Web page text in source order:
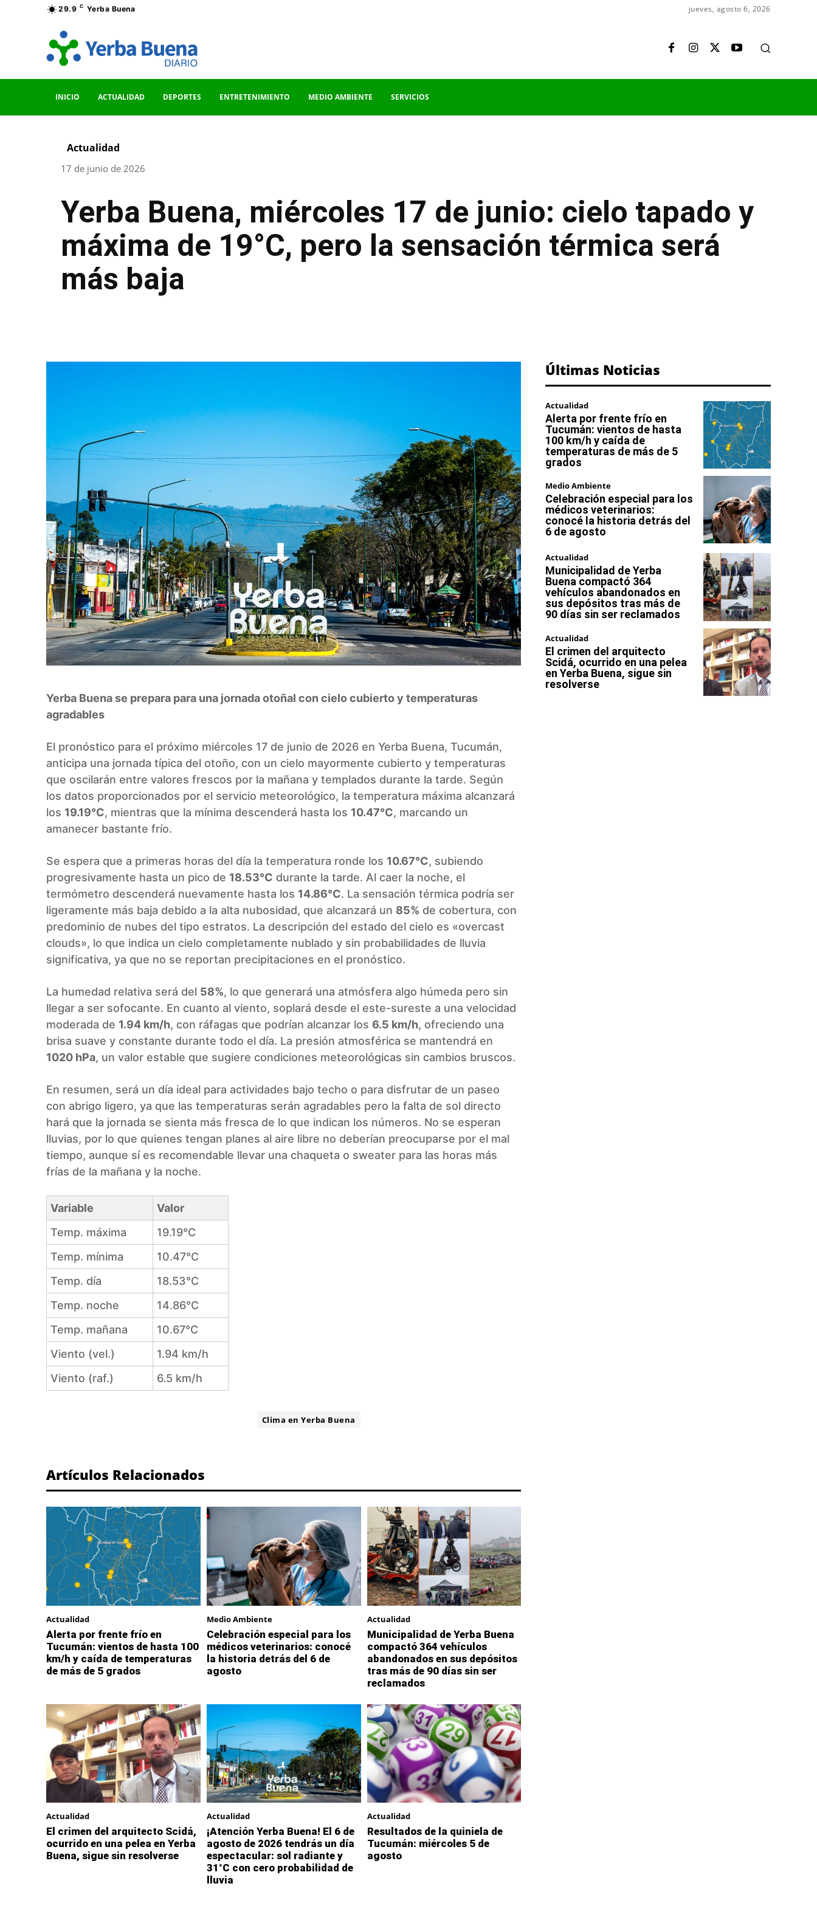
29.9 C Yerba Buena jueves, agosto 6, 2026
INICIO ACTUALIDAD DEPORTES ENTRETENIMIENTO MEDIO AMBIENTE SERVICIOS
Actualidad
17 de junio de 2026
Yerba Buena, miércoles 17 de junio: cielo tapado y
máxima de 19°C, pero la sensación térmica será
más baja
Yerba Buena se prepara para una jornada otoñal con cielo cubierto y temperaturas
agradables
El pronóstico para el próximo miércoles 17 de junio de 2026 en Yerba Buena, Tucumán,
anticipa una jornada típica del otoño, con un cielo mayormente cubierto y temperaturas
que oscilarán entre valores frescos por la mañana y templados durante la tarde. Según
los datos proporcionados por el servicio meteorológico, la temperatura máxima alcanzará
los 19.19°C, mientras que la mínima descenderá hasta los 10.47°C, marcando un
amanecer bastante frío.
Se espera que a primeras horas del día la temperatura ronde los 10.67°C, subiendo
progresivamente hasta un pico de 18.53°C durante la tarde. Al caer la noche, el
termómetro descenderá nuevamente hasta los 14.86°C. La sensación térmica podría ser
ligeramente más baja debido a la alta nubosidad, que alcanzará un 85% de cobertura, con
predominio de nubes del tipo estratos. La descripción del estado del cielo es «overcast
clouds», lo que indica un cielo completamente nublado y sin probabilidades de lluvia
significativa, ya que no se reportan precipitaciones en el pronóstico.
La humedad relativa será del 58%, lo que generará una atmósfera algo húmeda pero sin
llegar a ser sofocante. En cuanto al viento, soplará desde el este-sureste a una velocidad
moderada de 1.94 km/h, con ráfagas que podrían alcanzar los 6.5 km/h, ofreciendo una
brisa suave y constante durante todo el día. La presión atmosférica se mantendrá en
1020 hPa, un valor estable que sugiere condiciones meteorológicas sin cambios bruscos.
En resumen, será un día ideal para actividades bajo techo o para disfrutar de un paseo
con abrigo ligero, ya que las temperaturas serán agradables pero la falta de sol directo
hará que la jornada se sienta más fresca de lo que indican los números. No se esperan
lluvias, por lo que quienes tengan planes al aire libre no deberían preocuparse por el mal
tiempo, aunque sí es recomendable llevar una chaqueta o sweater para las horas más
frías de la mañana y la noche.
Variable
Valor
Temp. máxima
19.19°C
Temp. mínima
10.47°C
Temp. día
18.53°C
Temp. noche
14.86°C
Temp. mañana
10.67°C
Viento (vel.)
1.94 km/h
Viento (raf.)
6.5 km/h
Clima en Yerba Buena
Artículos Relacionados
Actualidad
Alerta por frente frío en
Tucumán: vientos de hasta 100
km/h y caída de temperaturas
de más de 5 grados
Medio Ambiente
Celebración especial para los
médicos veterinarios: conocé
la historia detrás del 6 de
agosto
Actualidad
Municipalidad de Yerba Buena
compactó 364 vehículos
abandonados en sus depósitos
tras más de 90 días sin ser
reclamados
Actualidad
El crimen del arquitecto Scidá,
ocurrido en una pelea en Yerba
Buena, sigue sin resolverse
Actualidad
¡Atención Yerba Buena! El 6 de
agosto de 2026 tendrás un día
espectacular: sol radiante y
31°C con cero probabilidad de
lluvia
Actualidad
Resultados de la quiniela de
Tucumán: miércoles 5 de
agosto
Últimas Noticias
Actualidad
Alerta por frente frío en
Tucumán: vientos de hasta
100 km/h y caída de
temperaturas de más de 5
grados
Medio Ambiente
Celebración especial para los
médicos veterinarios:
conocé la historia detrás del
6 de agosto
Actualidad
Municipalidad de Yerba
Buena compactó 364
vehículos abandonados en
sus depósitos tras más de
90 días sin ser reclamados
Actualidad
El crimen del arquitecto
Scidá, ocurrido en una pelea
en Yerba Buena, sigue sin
resolverse